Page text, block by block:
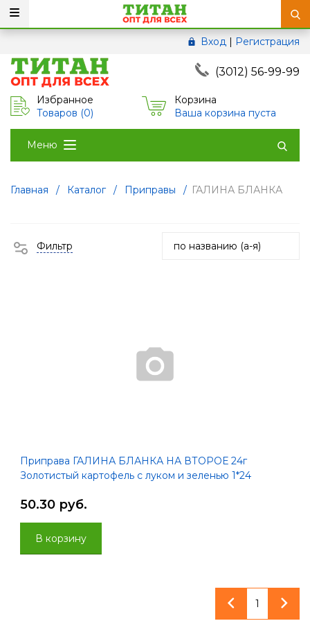
Вход | Регистрация
(3012) 56-99-99
Избранное
Товаров (0)
Корзина
Ваша корзина пуста
Меню
Главная / Каталог / Приправы / ГАЛИНА БЛАНКА
Фильтр
Приправа ГАЛИНА БЛАНКА НА ВТОРОЕ 24г
Золотистый картофель с луком и зеленью 1*24
50.30 руб.
В корзину
1